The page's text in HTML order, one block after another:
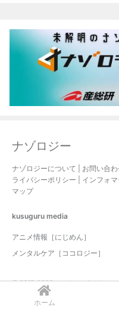
ホーム
ナゾロジー
ナゾロジーについて お問い合
ライバシーポリシー
インフォ
マップ
kusuguru media
アニメ情報［にじめん］
メンタルケア［ココロジー］
© 2017-2026 nazology. all rights